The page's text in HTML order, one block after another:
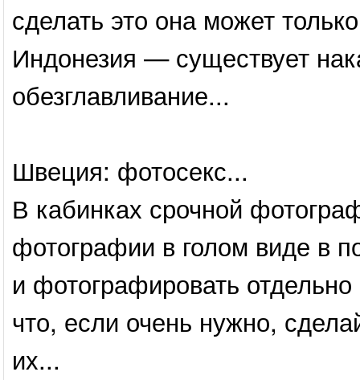
сделать это она может
Индонезия — существует
обезглавливание...
Швеция: фотосекс...
В кабинках срочной
фотографии в голом виде в
и фотографировать
что, если очень нужно,
их...